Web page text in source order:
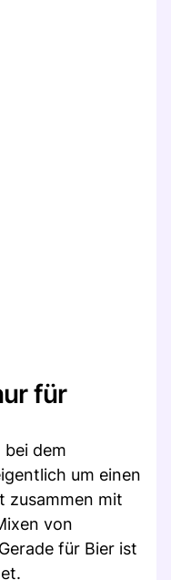
für
dem
um einen
zusammen mit
von
für Bier ist